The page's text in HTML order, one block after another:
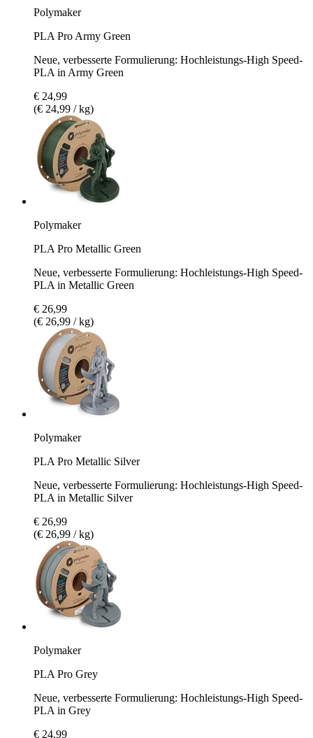
Polymaker
PLA Pro Army Green
Neue, verbesserte Formulierung: Hochleistungs-High Speed-
PLA in Army Green
€ 24,99
(€ 24,99 / kg)
Polymaker
PLA Pro Metallic Green
Neue, verbesserte Formulierung: Hochleistungs-High Speed-
PLA in Metallic Green
€ 26,99
(€ 26,99 / kg)
Polymaker
PLA Pro Metallic Silver
Neue, verbesserte Formulierung: Hochleistungs-High Speed-
PLA in Metallic Silver
€ 26,99
(€ 26,99 / kg)
Polymaker
PLA Pro Grey
Neue, verbesserte Formulierung: Hochleistungs-High Speed-
PLA in Grey
€ 24,99